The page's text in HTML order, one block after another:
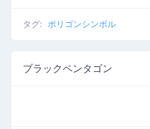
タグ: ポリゴンシンボル
ブラックペンタゴン